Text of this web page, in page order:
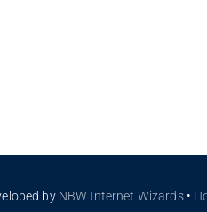
by NBW Internet Wizards•